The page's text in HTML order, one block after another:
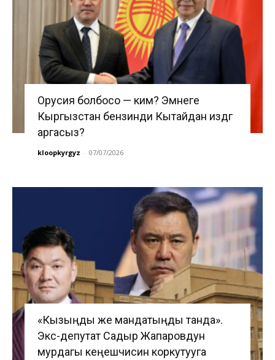
Орусия болбосо — ким? Эмнеге
Кыргызстан бензинди Кытайдан издөөгө
аргасыз?
kloopkyrgyz - 07/07/2026
«Кызыңды же мандатыңды танда».
Экс-депутат Садыр Жапаровдун
мурдагы кеңешчисин коркутууга